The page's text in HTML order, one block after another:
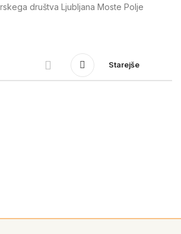
društva Ljubljana Moste Polje
Starejše